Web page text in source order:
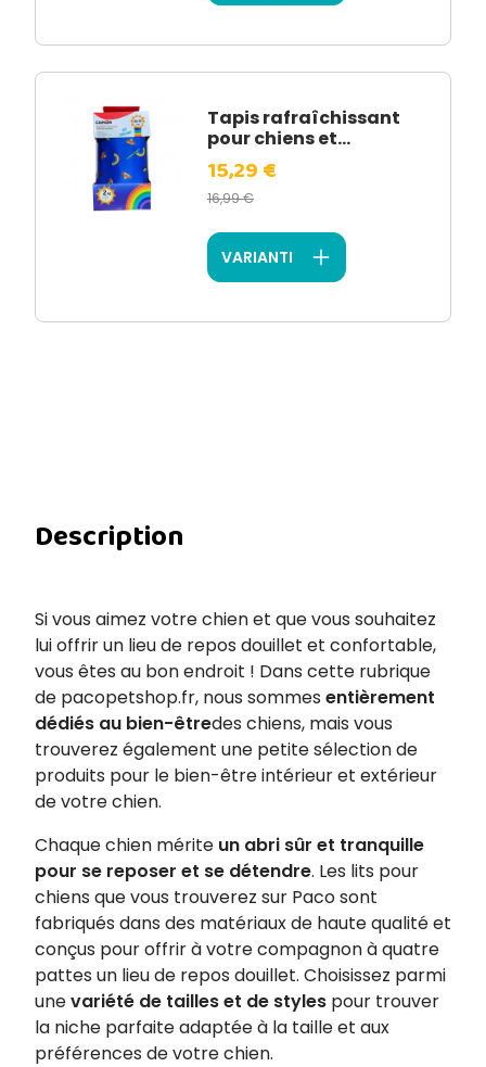
Tapis rafraîchissant
pour chiens et...
15,29 €
16,99 €
VARIANTI
Description
Si vous aimez votre chien et que vous souhaitez
lui offrir un lieu de repos douillet et confortable,
vous êtes au bon endroit ! Dans cette rubrique
de pacopetshop.fr, nous sommes entièrement
dédiés au bien-êtredes chiens, mais vous
trouverez également une petite sélection de
produits pour le bien-être intérieur et extérieur
de votre chien.
Chaque chien mérite un abri sûr et tranquille
pour se reposer et se détendre. Les lits pour
chiens que vous trouverez sur Paco sont
fabriqués dans des matériaux de haute qualité et
conçus pour offrir à votre compagnon à quatre
pattes un lieu de repos douillet. Choisissez parmi
unevariété de tailles et de styles pour trouver
la niche parfaite adaptée à la taille et aux
préférences de votre chien.